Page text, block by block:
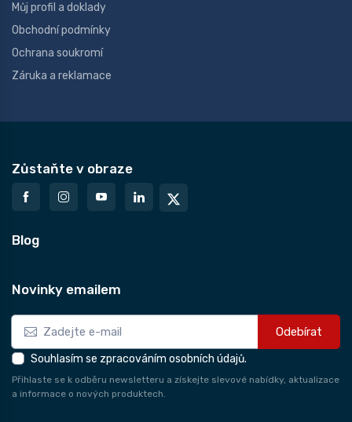
Můj profil a doklady
Obchodní podmínky
Ochrana soukromí
Záruka a reklamace
Zůstaňte v obraze
Blog
Novinky emailem
Odebírat
Souhlasím se zpracováním osobních údajů.
Přihlaste se k odběru newsletteru a získejte slevové nabídky, aktualizace
a informace o nových produktech.